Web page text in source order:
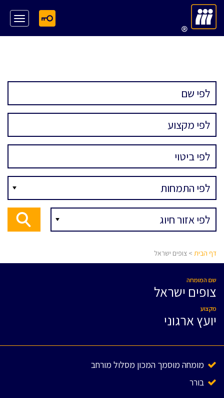
דף הבית > צופים ישראל
שם המומחה
צופים ישראל
מקצוע
יועץ ארגוני
מומחה מוסמך המכון מסלול מורחב
בורר